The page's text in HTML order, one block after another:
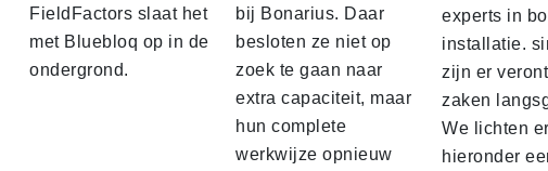
FieldFactors slaat het
met Bluebloq op in de
ondergrond.
bij Bonarius. Daar
besloten ze niet op
zoek te gaan naar
extra capaciteit, maar
hun complete
werkwijze opnieuw
experts in
installatie.
zijn er
zaken
We lichten er
hieronder